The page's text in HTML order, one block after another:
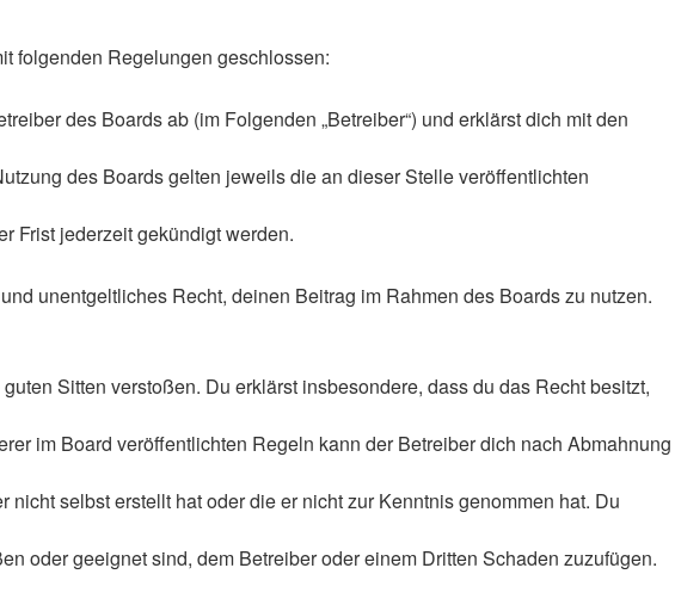
folgenden Regelungen geschlossen:
des Boards ab (im Folgenden „Betreiber“) und erklärst dich mit den
des Boards gelten jeweils die an dieser Stelle veröffentlichten
Frist jederzeit gekündigt werden.
unentgeltliches Recht, deinen Beitrag im Rahmen des Boards zu nutzen.
Sitten verstoßen. Du erklärst insbesondere, dass du das Recht besitzt,
im Board veröffentlichten Regeln kann der Betreiber dich nach Abmahnung
selbst erstellt hat oder die er nicht zur Kenntnis genommen hat. Du
oder geeignet sind, dem Betreiber oder einem Dritten Schaden zuzufügen.